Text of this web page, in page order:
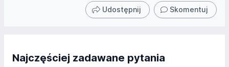
Udostępnij Skomentuj
Najczęściej zadawane pytania